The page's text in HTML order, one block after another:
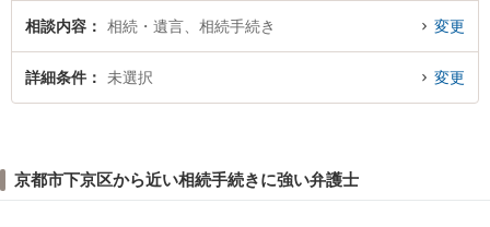
相談内容 相続・遺言、相続手続き 変更
詳細条件 未選択 変更
京都市下京区から近い相続手続きに強い弁護士